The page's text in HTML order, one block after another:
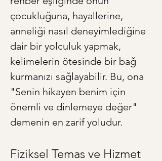
çocukluğuna, hayallerine,
anneliği nasıl deneyimlediğine
dair bir yolculuk yapmak,
kelimelerin ötesinde bir bağ
kurmanızı sağlayabilir. Bu, ona
"Senin hikayen benim için
önemli ve dinlemeye değer"
demenin en zarif yoludur.
Fiziksel Temas ve Hizmet